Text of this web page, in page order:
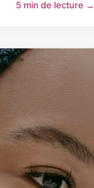
5 min de lecture →